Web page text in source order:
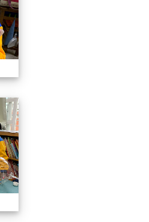
4/26親職教育日(中年級)